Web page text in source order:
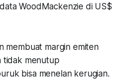
WoodMackenzie di US$
membuat margin emiten
tidak menutup
bisa menelan kerugian.